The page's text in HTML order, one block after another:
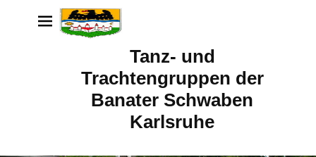
Tanz- und
Trachtengruppen der
Banater Schwaben
Karlsruhe